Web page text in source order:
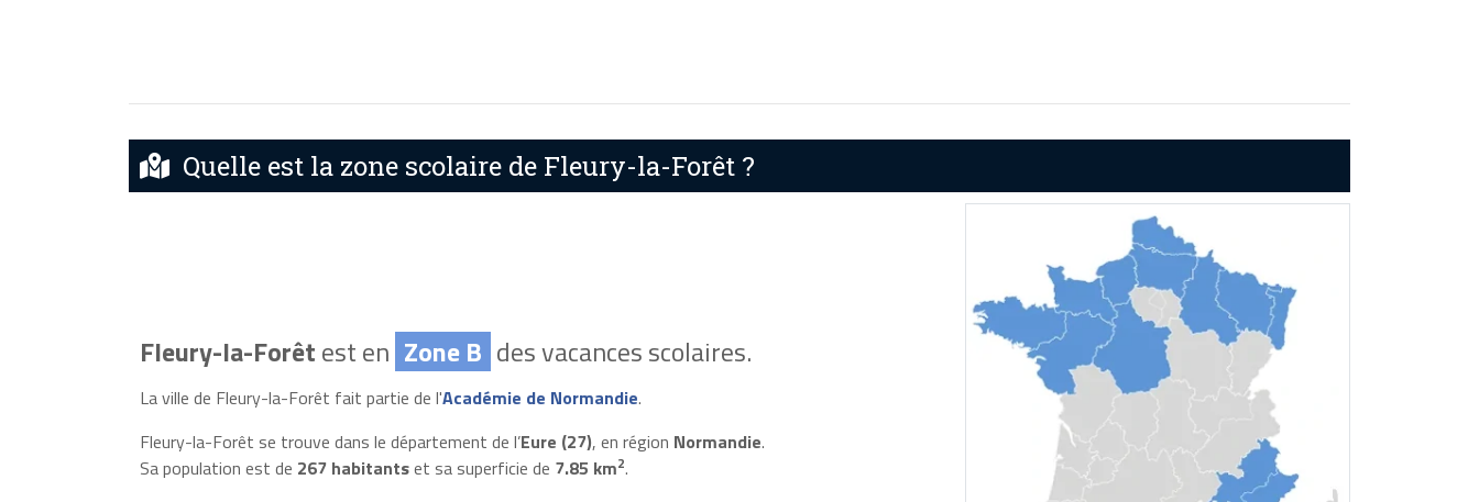
Quelle est la zone scolaire de Fleury-la-Forêt ?
Fleury-la-Forêtest en Zone B des vacances scolaires.
La ville de Fleury-la-Forêt fait partie de l'Académie de Normandie.
Fleury-la-Forêt se trouve dans le département de l’Eure (27), en région Normandie.
Sa population est de 267 habitantset sa superficie de 7.85 km2.